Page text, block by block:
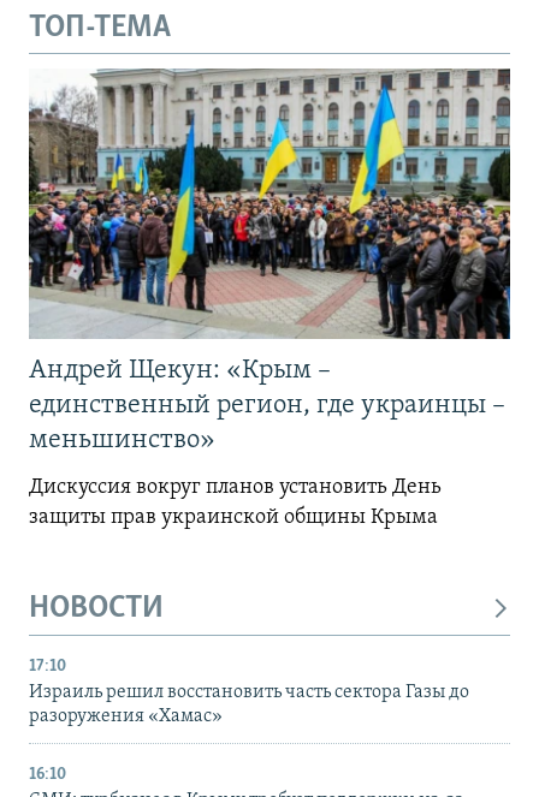
ТОП-ТЕМА
Андрей Щекун: «Крым –
единственный регион, где украинцы –
меньшинство»
Дискуссия вокруг планов установить День
защиты прав украинской общины Крыма
НОВОСТИ
17:10
Израиль решил восстановить часть сектора Газы до
разоружения «Хамас»
16:10